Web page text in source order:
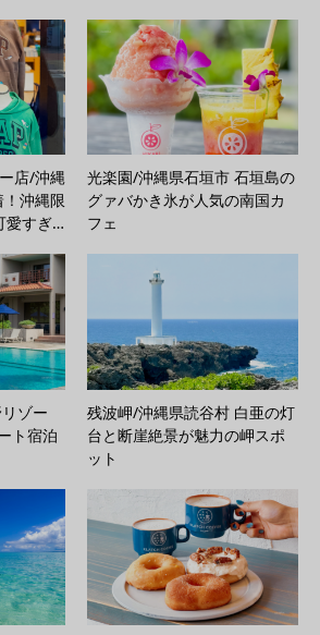
店/沖縄
沖縄限
愛すぎ…
光楽園/沖縄県石垣市 石垣島の
グァバかき氷が人気の南国カ
フェ
ゾー
ト宿泊
残波岬/沖縄県読谷村 白亜の灯
台と断崖絶景が魅力の岬スポ
ット